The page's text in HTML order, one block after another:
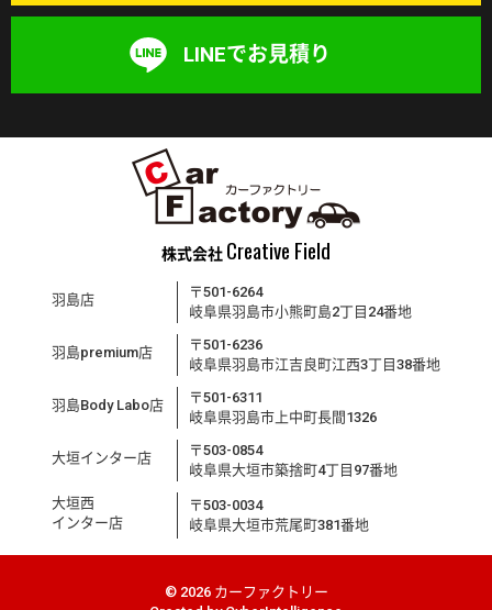
LINEでお見積り
株式会社 Creative Field
羽島店
〒501-6264
岐阜県羽島市小熊町島2丁目24番地
羽島premium店
〒501-6236
岐阜県羽島市江吉良町江西3丁目38番地
羽島Body Labo店
〒501-6311
岐阜県羽島市上中町長間1326
大垣インター店
〒503-0854
岐阜県大垣市築捨町4丁目97番地
大垣西
インター店
〒503-0034
岐阜県大垣市荒尾町381番地
© 2026 カーファクトリー